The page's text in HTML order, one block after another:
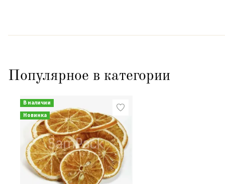
Популярное в категории
В наличии
Новинка